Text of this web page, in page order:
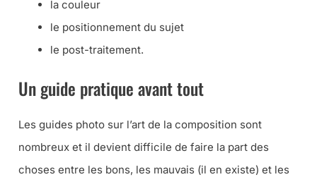
la couleur
le positionnement du sujet
le post-traitement.
Un guide pratique avant tout
Les guides photo sur l’art de la composition sont
nombreux et il devient difficile de faire la part des
choses entre les bons, les mauvais (il en existe) et les